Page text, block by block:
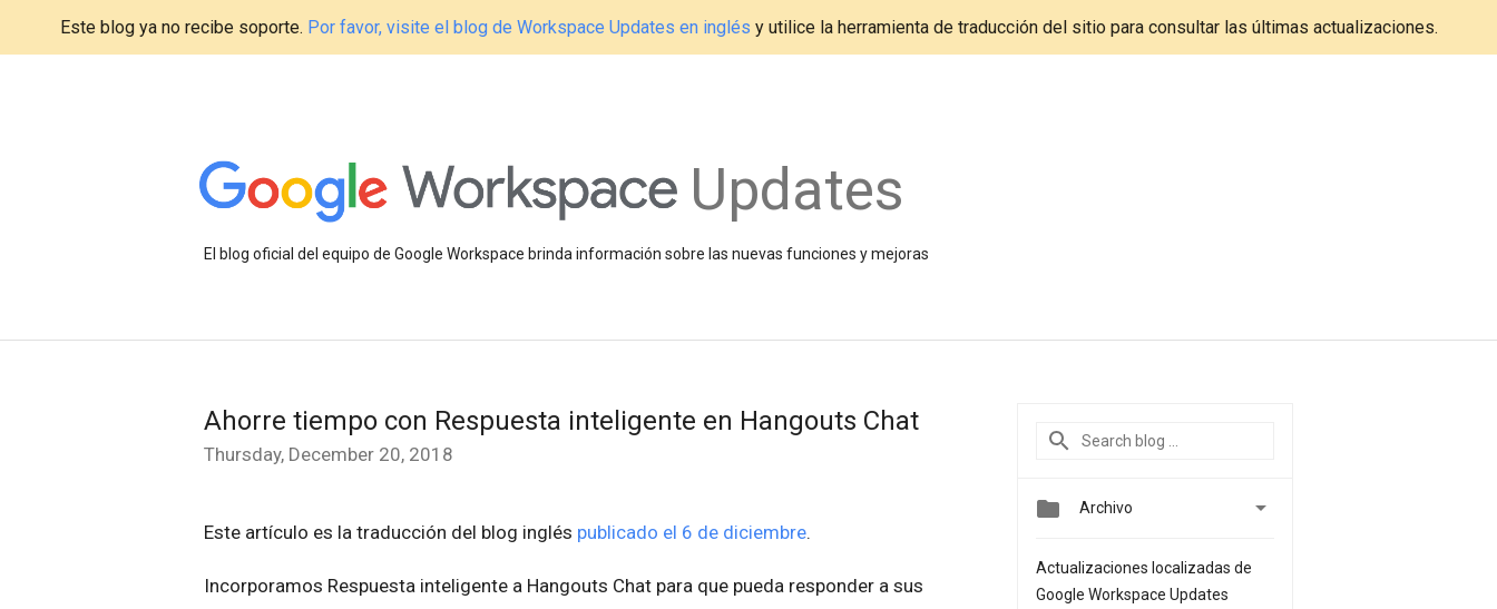
Este blog ya no recibe soporte. Por favor, visite el blog de Workspace Updates en inglés y utilice la herramienta de traducción del sitio para consultar las últimas actualizaciones.
Updates
El blog oficial del equipo de Google Workspace brinda información sobre las nuevas funciones y mejoras
Ahorre tiempo con Respuesta inteligente en Hangouts Chat
Thursday, December 20, 2018
Este artículo es la traducción del blog inglés publicado el 6 de diciembre.
Incorporamos Respuesta inteligente a Hangouts Chat para que pueda responder a sus
 Archivo 
Actualizaciones localizadas de
Google Workspace Updates